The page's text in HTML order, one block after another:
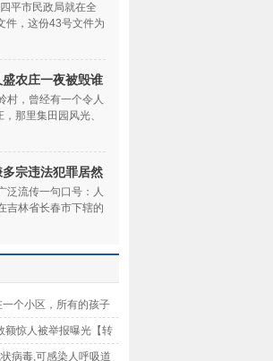
平市民政局就在全
件，这份43号文件为
农庄一夜被毁谁
村，曾经有一个令人
那里集田园风光、
宗违法犯罪居然
泛流传一句口号：人
吉林省长春市下辖的
个小区，所有的孩子
额惊人被举报曝光【转
病毒,可感染人呼吸道